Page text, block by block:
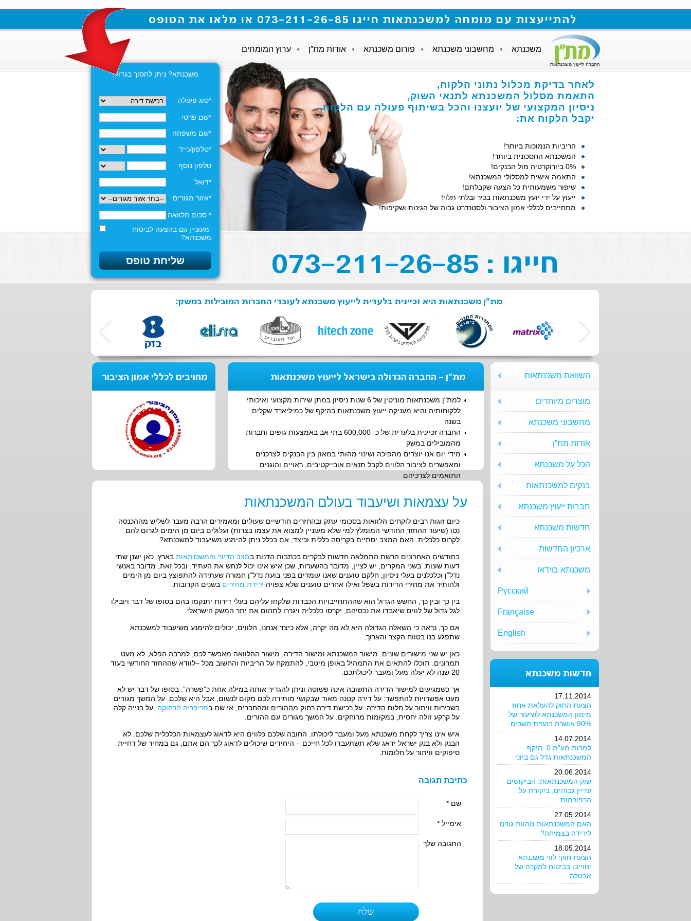
להתייעצות עם מומחה למשכנתאות חייגו 073-211-26-85 או מלאו את הטופס
החברה לייעוץ משכנתאות
משכנתא מחשבוני משכנתא פורום משכנתא אודות מת”ן ערוץ המומחים
משכנתא? ניתן לחסוך בגדול!
*סוג פעולה
*שם פרטי
*שם משפחה
*טלפון/נייד
טלפון נוסף
*דואל
*אזור מגורים
* סכום הלוואה
מעוניין גם בהצעה לביטוח
משכנתא?
לאחר בדיקת מכלול נתוני הלקוח,
התאמת מסלול המשכנתא לתנאי השוק,
ניסיון המקצועי של יועצנו והכל בשיתוף פעולה עם הלקוח,
יקבל הלקוח את:
הריביות הנמוכות ביותר!
המשכנתא החסכונית ביותר!
0% ביורוקרטיה מול הבנקים!
התאמה אישית למסלולי המשכנתא!
שיפור משמעותית כל הצעה שקבלתם!
ייעוץ על ידי יועץ משכנתאות בכיר ובלתי תלוי!
מתחייבים לכללי אמון הציבור ולסטנדרט גבוה של הגינות ושקיפות!
חייגו : 073-211-26-85
מת"ן משכנתאות היא זכיינית בלעדית לייעוץ משכנתא לעובדי החברות המובילות במשק:
השוואת משכנתאות
מוצרים מיוחדים
מחשבוני משכנתא
אודות מת”ן
הכל על משכנתא
בנקים למשכנתאות
חברות ייעוץ משכנתא
חדשות משכנתא
ארכיון החדשות
משכנתא בוידאו
Русский
Française
English
חדשות משכנתא
17.11.2014
הצעת החוק להעלאת אחוז
מימון המשכנתא לשיעור של
90% אושרה בועדת השרים
14.07.2014
למרות מע”מ 0: היקף
המשכנתאות גדל גם ביוני
20.06.2014
שוק המשכנתאות: הביקושים
עדיין גבוהים, ביקורת על
הרפורמות
27.05.2014
האם המשכנתאות מהוות גורם
לירידה בצמיחה?
18.05.2014
הצעת חוק: לווי משכנתא
יחוייבו בביטוח למקרה של
אבטלה
מחויבים לכללי אמון הציבור מת"ן - החברה הגדולה בישראל לייעוץ משכנתאות
למת"ן משכנתאות מוניטין של 6 שנות ניסיון במתן שירות מקצועי ואיכותי
ללקוחותיה והיא מעניקה ייעוץ משכנתאות בהיקף של כמיליארד שקלים
בשנה
החברה זכיינית בלעדית של כ- 600,000 בתי אב באמצעות גופים וחברות
מהמובילים במשק
מידי יום אנו יוצרים מהפיכה ושינוי מהותי במאזן בין הבנקים לצרכנים
ומאפשרים לציבור הלווים לקבל תנאים אובייקטיבים, ראויים והוגנים
התואמים לצרכיהם
על עצמאות ושיעבוד בעולם המשכנתאות
כיום זוגות רבים לוקחים הלוואות בסכומי עתק ובהחזרים חודשיים שעולים ומאמירים הרבה מעבר לשליש מההכנסה
נטו (שיעור ההחזר החודשי המומלץ למי שלא מעוניין למצוא את עצמו בצרות) ועלולים ביום מן הימים לגרום להם
לקרוס כלכלית. האם המצב יסתיים בקריסה כללית וכיצד, אם בכלל ניתן להימנע משיעבוד למשכנתא?
בחודשים האחרונים הרשת התמלאה חדשות לבקרים בכתבות הדנות במצב הדיור והמשכנתאות בארץ. כאן ישנן שתי
דעות שונות. בשני המקרים, יש לציין, מדובר בהשערות, שכן איש אינו יכול לנחש את העתיד. ובכל זאת, מדובר באנשי
נדל”ן וכלכלנים בעלי ניסיון, חלקם טוענים שאנו עומדים בפני בועת נדל”ן חמורה שעתידה להתפוצץ ביום מן הימים
ולהותיר את מחירי הדירות בשפל ואילו אחרים טוענים שלא צפויה ירידת מחירים בשנים הקרובות.
בין כך ובין כך, החשש הגדול הוא שההתחייבויות הכבדות שלקחו עליהם בעלי דירות יתנקמו בהם בסופו של דבר ויובילו
לגל גדול של לווים שיאבדו את נכסיהם, יקרסו כלכלית ויגררו לתהום את יתר המשק הישראלי.
אם כך, נראה כי השאלה הגדולה היא לא מה יקרה, אלא כיצד אנחנו, הלווים, יכולים להימנע משיעבוד למשכנתא
שתפגע בנו בטווח הקצר והארוך.
כאן יש שני מישורים שונים: מישור המשכנתא ומישור הדירה. מישור ההלוואה מאפשר לכם, למרבה הפלא, לא מעט
תמרונים. תוכלו להתאים את התמהיל באופן מיטבי, להתמקח על הריביות והחשוב מכל –לוודא שההחזר החודשי בעוד
20 שנה לא יעלה מעל ומעבר ליכולתכם.
אך כשמגיעים למישור הדירה התשובה אינה פשוטה וניתן להגדיר אותה במילה אחת כ”פשרה”. בסופו של דבר יש לא
מעט אפשרויות להתפשר: על דירה קטנה מאוד שבקושי מותירה לכם מקום לנשום, אבל היא שלכם. על המשך מגורים
בשכירות וויתור על חלום הדירה. על רכישת דירה רחוק מההורים ומהחברים, אי שם בפריפריה הרחוקה . על בנייה קלה
על קרקע זולה יחסית, במקומות מרוחקים. על המשך מגורים עם ההורים.
איש אינו צריך לקחת משכנתא מעל ומעבר ליכולתו. החובה שלכם כלווים היא לדאוג לעצמאות הכלכלית שלכם. לא
הבנק ולא בנק ישראל ידאג שלא תשתעבדו לכל חייכם – היחידים שיכולים לדאוג לכך הם אתם, גם במחיר של דחיית
סיפוקים וויתור על חלומות.
כתיבת תגובה
שם *
אימייל *
התגובה שלך